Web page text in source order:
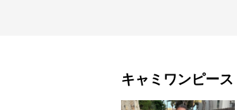
キャミワンピース